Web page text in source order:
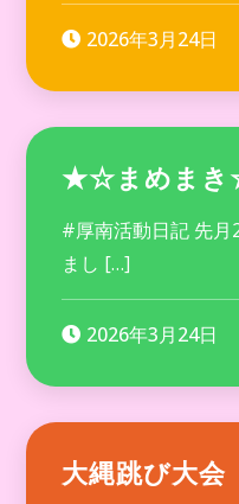
2026年3月24日
★☆まめま
#厚南活動日記 先月
まし […]
2026年3月24日
大縄跳び大会